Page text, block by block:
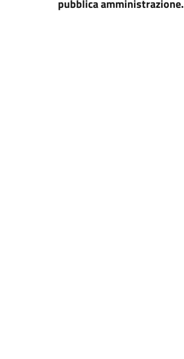
pubblica amministrazione.